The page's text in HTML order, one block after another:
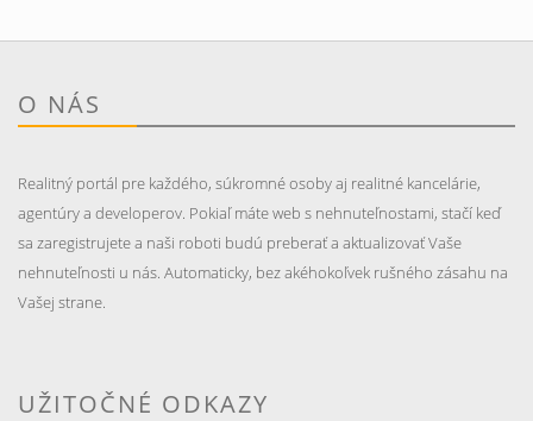
O NÁS
Realitný portál pre každého, súkromné osoby aj realitné kancelárie,
agentúry a developerov. Pokiaľ máte web s nehnuteľnostami, stačí keď
sa zaregistrujete a naši roboti budú preberať a aktualizovať Vaše
nehnuteľnosti u nás. Automaticky, bez akéhokoľvek rušného zásahu na
Vašej strane.
UŽITOČNÉ ODKAZY